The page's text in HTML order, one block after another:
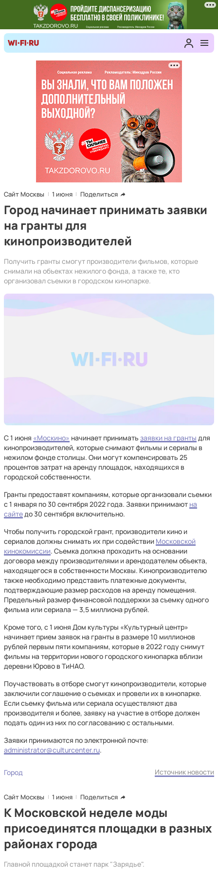
Сайт Москвы 1 июня Поделиться
Город начинает принимать заявки
на гранты для
кинопроизводителей
Получить гранты смогут производители фильмов, которые
снимали на объектах нежилого фонда, а также те, кто
организовал съемки в городском кинопарке.
С 1 июня «Москино» начинает принимать заявки на гранты для
кинопроизводителей, которые снимают фильмы и сериалы в
нежилом фонде столицы. Они могут компенсировать 25
процентов затрат на аренду площадок, находящихся в
городской собственности.
Гранты предоставят компаниям, которые организовали съемки
с 1 января по 30 сентября 2022 года. Заявки принимают на
сайтедо 30 сентября включительно.
Чтобы получить городской грант, производители кино и
сериалов должны снимать их при содействии Московской
кинокомиссии. Съемка должна проходить на основании
договора между производителями и арендодателем объекта,
находящегося в собственности Москвы. Кинопроизводителю
также необходимо представить платежные документы,
подтверждающие размер расходов на аренду помещения.
Предельный размер финансовой поддержки за съемку одного
фильма или сериала — 3,5 миллиона рублей.
Кроме того, с 1 июня Дом культуры «Культурный центр»
начинает прием заявок на гранты в размере 10 миллионов
рублей первым пяти компаниям, которые в 2022 году снимут
фильмы на территории нового городского кинопарка вблизи
деревни Юрово в ТиНАО.
Поучаствовать в отборе смогут кинопроизводители, которые
заключили соглашение о съемках и провели их в кинопарке.
Если съемку фильма или сериала осуществляют два
производителя и более, заявку на участие в отборе должен
подать один из них по согласованию с остальными.
Заявки принимаются по электронной почте:
administrator@culturcenter.ru.
Город Источник новости
Сайт Москвы 1 июня Поделиться
К Московской неделе моды
присоединятся площадки в разных
районах города
Главной площадкой станет парк "Зарядье".